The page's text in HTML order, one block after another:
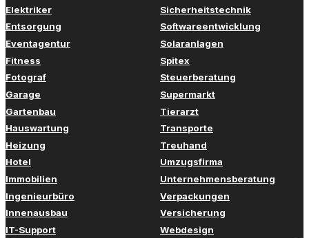
Elektriker
Entsorgung
Eventagentur
Fitness
Fotograf
Garage
Gartenbau
Hauswartung
Heizung
Hotel
Immobilien
Ingenieurbüro
Innenausbau
IT-Support
Sicherheitstechnik
Softwareentwicklung
Solaranlagen
Spitex
Steuerberatung
Supermarkt
Tierarzt
Transporte
Treuhand
Umzugsfirma
Unternehmensberatung
Verpackungen
Versicherung
Webdesign